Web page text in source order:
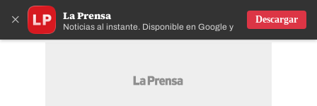
× La Prensa
Noticias al instante. Disponible en Google y IOS
Descargar